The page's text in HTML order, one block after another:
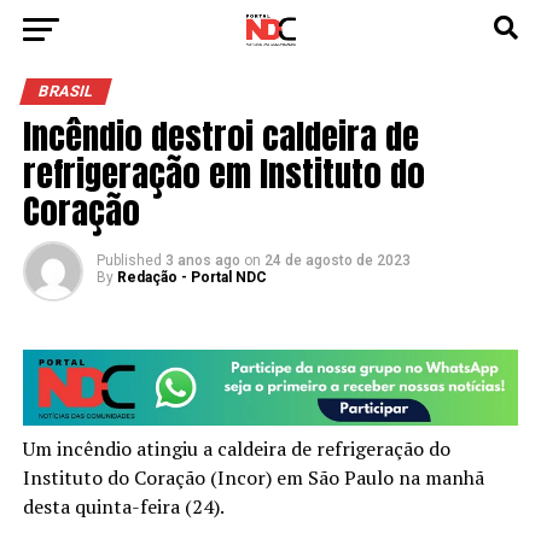
BRASIL
Incêndio destroi caldeira de
refrigeração em Instituto do
Coração
Published 3 anos ago on 24 de agosto de 2023
By Redação - Portal NDC
Um incêndio atingiu a caldeira de refrigeração do
Instituto do Coração (Incor) em São Paulo na manhã
desta quinta-feira (24).